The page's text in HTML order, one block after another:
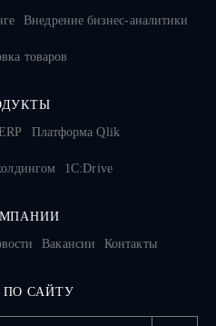
Внедрение бизнес-аналитики
товаров
Платформа Qlik
1C:Drive
Вакансии Контакты
САЙТУ